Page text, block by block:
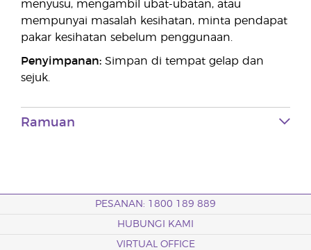
menyusu, mengambil ubat-ubatan, atau
mempunyai masalah kesihatan, minta pendapat
pakar kesihatan sebelum penggunaan.
Penyimpanan: Simpan di tempat gelap dan
sejuk.
Ramuan
PESANAN: 1800 189 889
HUBUNGI KAMI
VIRTUAL OFFICE